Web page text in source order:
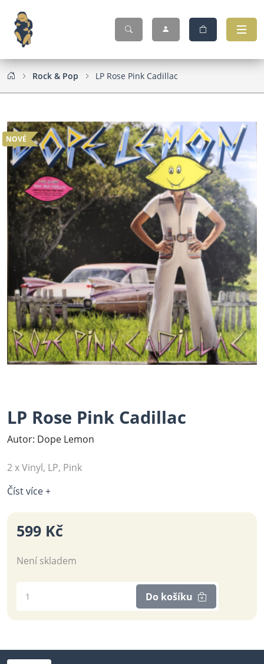
Rock & Pop LP Rose Pink Cadillac
NOVÉ
LP Rose Pink Cadillac
Autor: Dope Lemon
2 x Vinyl, LP, Pink
Číst více +
599 Kč
Není skladem
Do košíku